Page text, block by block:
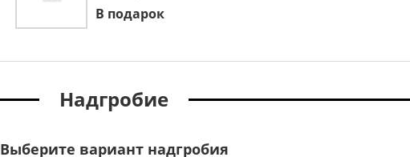
В подарок
Надгробие
Выберите вариант надгробия